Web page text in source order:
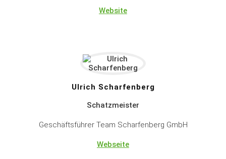
Website
Ulrich Scharfenberg
Schatzmeister
Geschäftsführer Team Scharfenberg GmbH
Webseite